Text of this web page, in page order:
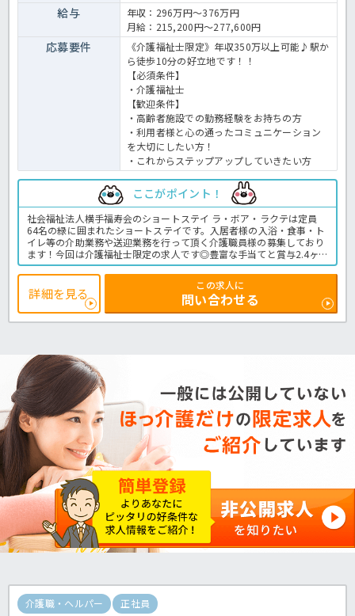
給与
年収：296万円～376万円
月給：215,200円～277,600円
応募要件
《介護福祉士限定》年収350万以上可能♪駅か
ら徒歩10分の好立地です！！
【必須条件】
・介護福祉士
【歓迎条件】
・高齢者施設での勤務経験をお持ちの方
・利用者様と心の通ったコミュニケーション
を大切にしたい方！
・これからステップアップしていきたい方
ここがポイント！
社会福祉法人横手福寿会のショートステイ ラ・ボア・ラクテは定員
64名の緑に囲まれたショートステイです。入居者様の入浴・食事・ト
イレ等の介助業務や送迎業務を行って頂く介護職員様の募集しており
ます！今回は介護福祉士限定の求人です◎豊富な手当てと賞与2.4ヶ
月で年収350万が目指せます♪お休みも112日あり、残業も月3時間程
度と少ないためプライベートとの両立も図れます！！子育てサポート
企業として、厚生労働大臣より「くるみん認定」を頂いておりますの
で、子育て世代の方々も安心して働くことが出来ますよ☆ご興味のあ
る方はほっ介護までぜひご相談ください！ショートステイでの介護業
務全般です。
詳細を見る
この求人に
問い合わせる
介護職・ヘルパー 正社員